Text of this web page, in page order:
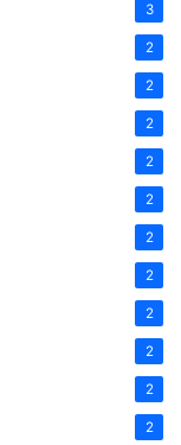
3
2
2
2
2
2
2
2
2
2
2
2